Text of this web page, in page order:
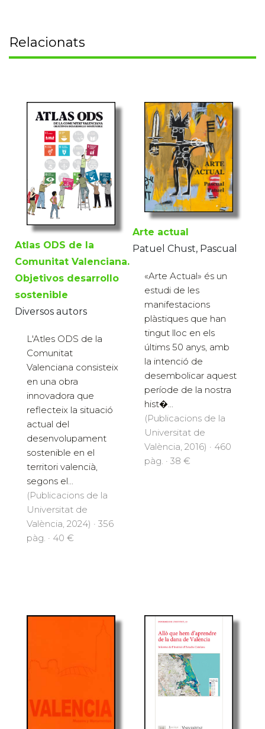
Relacionats
Atlas ODS de la
Comunitat Valenciana.
Objetivos desarrollo
sostenible
Diversos autors
L'Atles ODS de la
Comunitat
Valenciana consisteix
en una obra
innovadora que
reflecteix la situació
actual del
desenvolupament
sostenible en el
territori valencià,
segons el...
(Publicacions de la
Universitat de
València, 2024) · 356
pàg. · 40 €
Arte actual
Patuel Chust, Pascual
«Arte Actual» és un
estudi de les
manifestacions
plàstiques que han
tingut lloc en els
últims 50 anys, amb
la intenció de
desembolicar aquest
període de la nostra
hist�...
(Publicacions de la
Universitat de
València, 2016) · 460
pàg. · 38 €